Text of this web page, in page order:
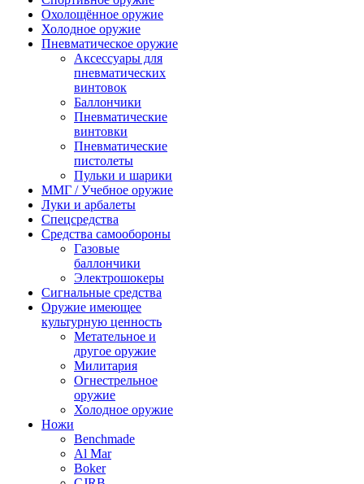
Охолощённое оружие
Холодное оружие
Пневматическое оружие
Аксессуары для
пневматических
винтовок
Баллончики
Пневматические
винтовки
Пневматические
пистолеты
Пульки и шарики
ММГ / Учебное оружие
Луки и арбалеты
Спецсредства
Средства самообороны
Газовые
баллончики
Электрошокеры
Сигнальные средства
Оружие имеющее
культурную ценность
Метательное и
другое оружие
Милитария
Огнестрельное
оружие
Холодное оружие
Ножи
Benchmade
Al Mar
Boker